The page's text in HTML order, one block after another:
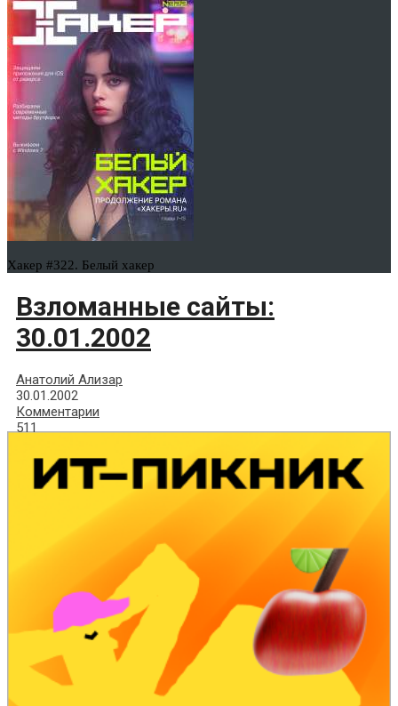
Хакер #322. Белый хакер
Взломанные сайты:
30.01.2002
Анатолий Ализар
30.01.2002
Комментарии
511